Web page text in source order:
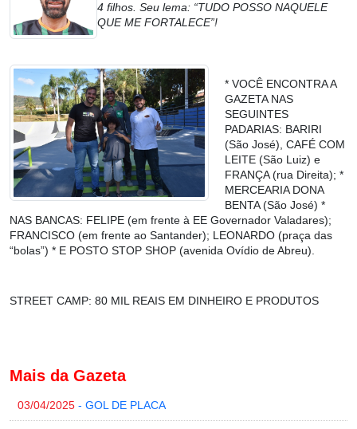
4 filhos. Seu lema: “TUDO POSSO NAQUELE
QUE ME FORTALECE”!
* VOCÊ ENCONTRA A
GAZETA NAS
SEGUINTES
PADARIAS: BARIRI
(São José), CAFÉ COM
LEITE (São Luiz) e
FRANÇA (rua Direita); *
MERCEARIA DONA
BENTA (São José) *
NAS BANCAS: FELIPE (em frente à EE Governador Valadares);
FRANCISCO (em frente ao Santander); LEONARDO (praça das
“bolas”) * E POSTO STOP SHOP (avenida Ovídio de Abreu).
STREET CAMP: 80 MIL REAIS EM DINHEIRO E PRODUTOS
Mais da Gazeta
03/04/2025 - GOL DE PLACA